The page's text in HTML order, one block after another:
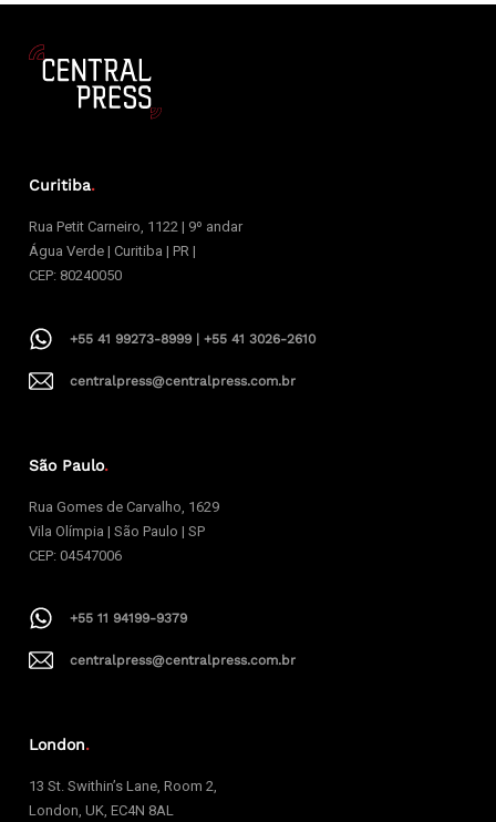
Curitiba.
Rua Petit Carneiro, 1122 | 9º andar
Água Verde | Curitiba | PR |
CEP: 80240050
+55 41 99273-8999 | +55 41 3026-2610
centralpress@centralpress.com.br
São Paulo.
Rua Gomes de Carvalho, 1629
Vila Olímpia | São Paulo | SP
CEP: 04547006
+55 11 94199-9379
centralpress@centralpress.com.br
London.
13 St. Swithin’s Lane, Room 2,
London, UK, EC4N 8AL